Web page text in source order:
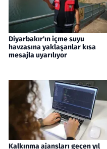
Diyarbakır'ın içme suyu
havzasına yaklaşanlar kısa
mesajla uyarılıyor
Kalkınma ajansları geçen yıl